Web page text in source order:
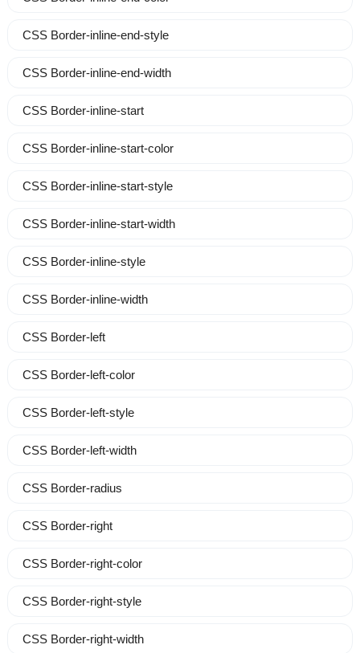
CSS Border-inline-end-style
CSS Border-inline-end-width
CSS Border-inline-start
CSS Border-inline-start-color
CSS Border-inline-start-style
CSS Border-inline-start-width
CSS Border-inline-style
CSS Border-inline-width
CSS Border-left
CSS Border-left-color
CSS Border-left-style
CSS Border-left-width
CSS Border-radius
CSS Border-right
CSS Border-right-color
CSS Border-right-style
CSS Border-right-width